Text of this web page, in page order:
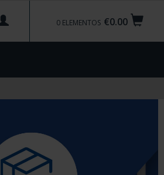
€0.00
0 ELEMENTOS